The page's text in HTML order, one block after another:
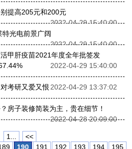
提高205元和200元
2022-04-29 15:40:00
特光电前景广阔
2022-04-29 15:40:00
甲肝疫苗2021年度全年批签发
2022-04-29 15:40:00
考研又爱又恨 2022-04-29 13:37:02
房子装修简装为主，贵在细节！
2022-04-28 20:09:00
1...
<<
190 191 192 193 194
195